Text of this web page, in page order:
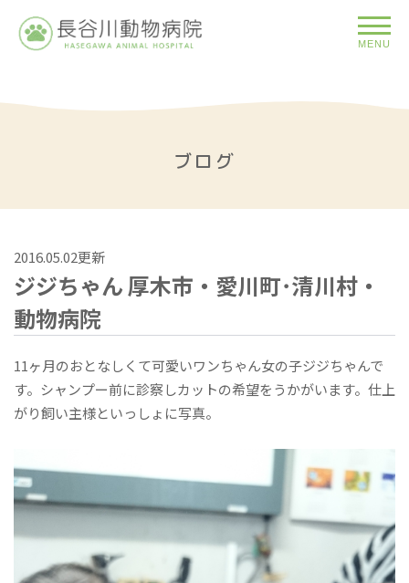
MENU
ブログ
2016.05.02更新
ジジちゃん 厚木市・愛川町･清川村・
動物病院
11ヶ月のおとなしくて可愛いワンちゃん女の子ジジちゃんで
す。シャンプー前に診察しカットの希望をうかがいます。仕上
がり飼い主様といっしょに写真。